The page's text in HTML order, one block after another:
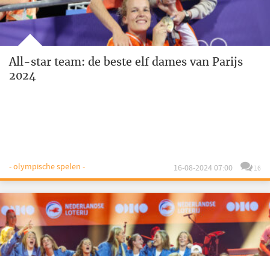
All-star team: de beste elf dames van Parijs
2024
- olympische spelen - 16-08-2024 07:00 16